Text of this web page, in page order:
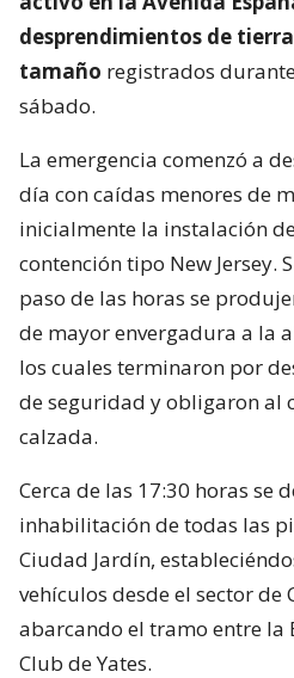
desprendimientos de
tamaño registrados
sábado.
La emergencia comenzó a
día con caídas menores de
inicialmente la instalación
contención tipo New Jersey.
paso de las horas se
de mayor envergadura a la
los cuales terminaron por
de seguridad y obligaron al
calzada.
Cerca de las 17:30 horas se
inhabilitación de todas las
Ciudad Jardín,
vehículos desde el sector de
abarcando el tramo entre la
Club de Yates.